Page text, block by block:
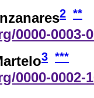
2 **
0000-0003-
3 ***
0000-0002-